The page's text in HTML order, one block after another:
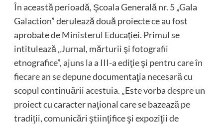
În această perioadă, Şcoala Generală nr. 5 „Gala
Galaction” derulează două proiecte ce au fost
aprobate de Ministerul Educaţiei. Primul se
intitulează „Jurnal, mărturii şi fotografii
etnografice”, ajuns la a III-a ediţie şi pentru care în
fiecare an se depune documentaţia necesară cu
scopul continuării acestuia. „Este vorba despre un
proiect cu caracter naţional care se bazează pe
tradiţii, comunicări ştiinţifice şi expoziţii de